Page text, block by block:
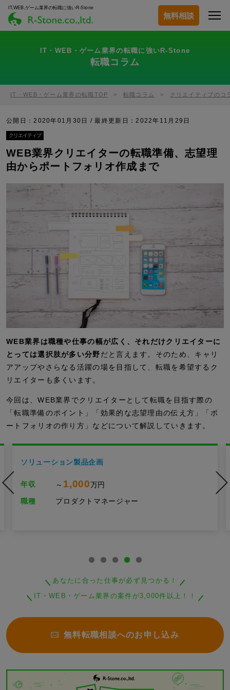
IT,WEB,ゲーム業界の転職に強いR-Stone
無料相談
IT・WEB・ゲーム業界の転職に強いR-Stone
転職コラム
IT・WEB・ゲーム業界の転職TOP 転職コラム クリエイティブのコ
公開日：2020年01月30日 / 最終更新日：2022年11月29日
クリエイティブ
WEB業界クリエイターの転職準備、志望理
由からポートフォリオ作成まで
WEB業界は職種や仕事の幅が広く、それだけクリエイターに
とっては選択肢が多い分野だと言えます。そのため、キャリ
アアップやさらなる活躍の場を目指して、転職を希望するク
リエイターも多くいます。
今回は、WEB業界でクリエイターとして転職を目指す際の
「転職準備のポイント」「効果的な志望理由の伝え方」「ポ
ートフォリオの作り方」などについて解説していきます。
ソリューション製品企画
年収 ～ 1,000万円
職種
プロダクトマネージャー
あなたに合った仕事が必ず見つかる！
IT・WEB・ゲーム業界の案件が3,000件以上！！
無料転職相談へのお申し込み